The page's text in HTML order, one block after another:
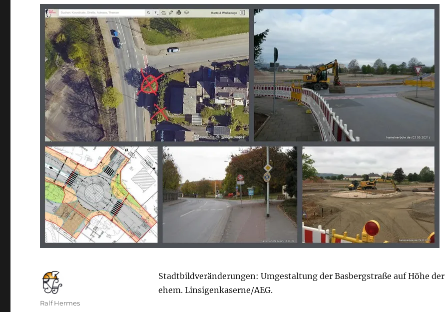
Stadtbildveränderungen: Umgestaltung der Basbergstraße auf Höhe der
ehem. Linsigenkaserne/AEG.
Autor
Ralf Hermes